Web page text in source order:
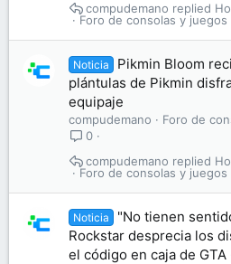
Foro de consolas y juegos
compudemano
Noticia
Pikmin Bloom
plántulas de Pikmin
equipaje
compudemano
Foro de
0
Foro de consolas y juegos
compudemano
Noticia
"No tienen
Rockstar desprecia los
el código en caja de GTA